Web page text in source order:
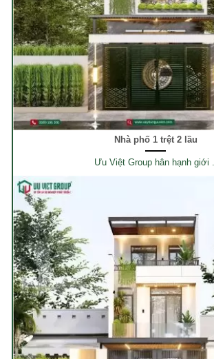
Nhà phố 1 trệt 2 lầu
Ưu Việt Group hân hạnh giới